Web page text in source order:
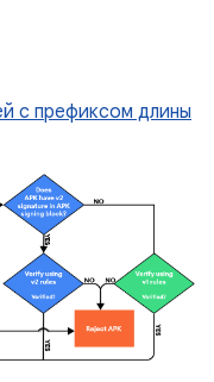
с префиксом длины